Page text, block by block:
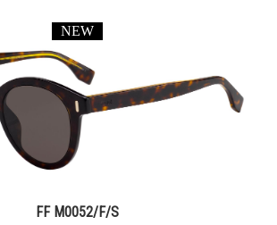
FF M0052/F/S
NEW